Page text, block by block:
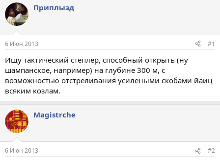
т
о
р
т
е
м
ы
т
а
л
Приплызд
6 Июн 2013 #1
Ищу тактический степлер, способный открыть (ну
шампанское, например) на глубине 300 м, с
возможностью отстреливания усилеными скобами йаиц
всяким козлам.
Magistrche
6 Июн 2013 #2